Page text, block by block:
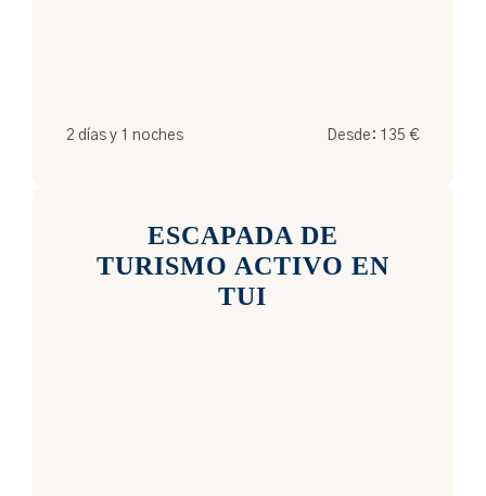
2 días y 1 noches Desde: 135 €
ESCAPADA DE
TURISMO ACTIVO EN
TUI